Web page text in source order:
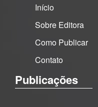
Início
Sobre Editora
Como Publicar
Contato
Publicações